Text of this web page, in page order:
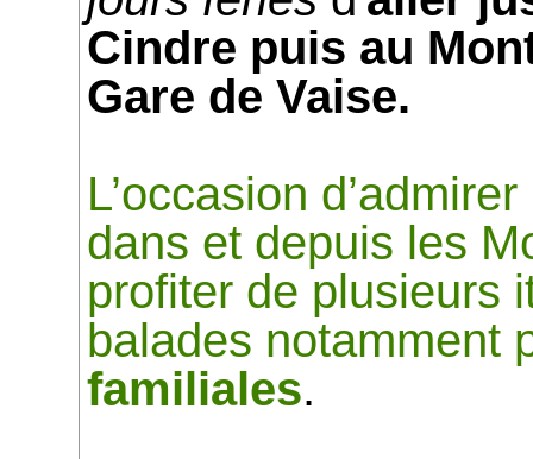
Cindre puis au
Gare de Vaise.
L’occasion
dans et depuis les
profiter de plusieurs
balades notamment
familiales.